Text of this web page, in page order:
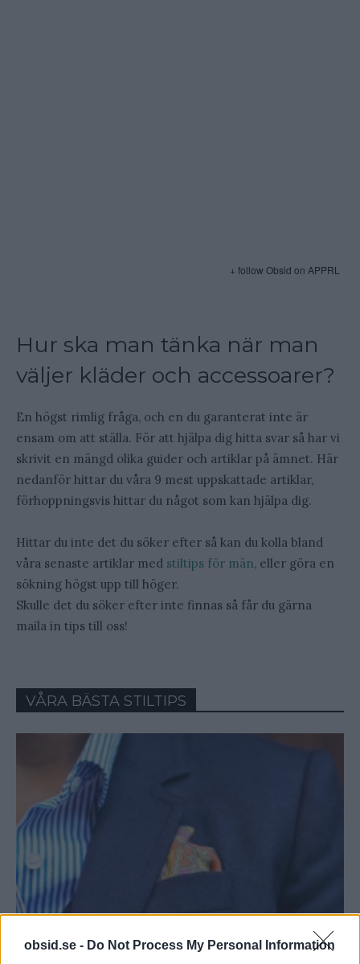
obsid.se - Do Not Process My Personal Information
+ follow Obsid on APPRL
Hur ska man tänka när man
väljer kläder och accessoarer?
En högst rimlig fråga, och en du garanterat inte är
ensam om att ställa. För att hjälpa dig hitta svar så har vi
skrivit en mängd olika guider och artiklar på ämnet. Här
nedanför hittar du våra 9 mest uppskattade artiklar,
förhoppningsvis hittar du något som kan hjälpa dig.
Hittar du inte det du söker efter så kan du kolla bland
våra senaste artiklar med stiltips för män, eller göra en
sökning högst upp till höger.
Skulle det du söker efter inte finnas så får du gärna
maila in tips till oss!
VÅRA BÄSTA STILTIPS